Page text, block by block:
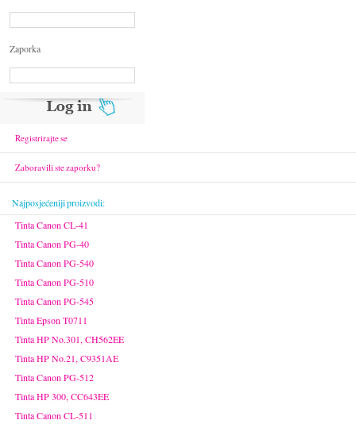
Zaporka
Registrirajte se
Zaboravili ste zaporku?
Najposjećeniji proizvodi:
Tinta Canon CL-41
Tinta Canon PG-40
Tinta Canon PG-540
Tinta Canon PG-510
Tinta Canon PG-545
Tinta Epson T0711
Tinta HP No.301, CH562EE
Tinta HP No.21, C9351AE
Tinta Canon PG-512
Tinta HP 300, CC643EE
Tinta Canon CL-511